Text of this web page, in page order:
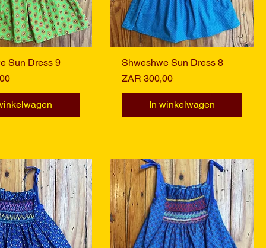
overzicht
Sun Dress 9
Snel overzicht
Shweshwe Sun Dress 8
Prijs
ZAR 300,00
In winkelwagen